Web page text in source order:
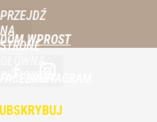
PRZEJDŹ
NA
STRONĘ
DOM WPROST